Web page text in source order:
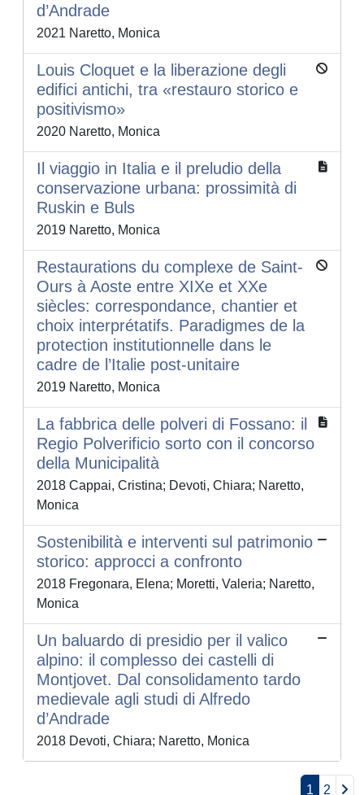
d’Andrade
2021 Naretto, Monica
Louis Cloquet e la liberazione degli
edifici antichi, tra «restauro storico e
positivismo»
2020 Naretto, Monica
Il viaggio in Italia e il preludio della
conservazione urbana: prossimità di
Ruskin e Buls
2019 Naretto, Monica
Restaurations du complexe de Saint-
Ours à Aoste entre XIXe et XXe
siècles: correspondance, chantier et
choix interprétatifs. Paradigmes de la
protection institutionnelle dans le
cadre de l’Italie post-unitaire
2019 Naretto, Monica
La fabbrica delle polveri di Fossano: il
Regio Polverificio sorto con il concorso
della Municipalità
2018 Cappai, Cristina; Devoti, Chiara; Naretto,
Monica
Sostenibilità e interventi sul patrimonio
storico: approcci a confronto
2018 Fregonara, Elena; Moretti, Valeria; Naretto,
Monica
Un baluardo di presidio per il valico
alpino: il complesso dei castelli di
Montjovet. Dal consolidamento tardo
medievale agli studi di Alfredo
d’Andrade
2018 Devoti, Chiara; Naretto, Monica
1 2